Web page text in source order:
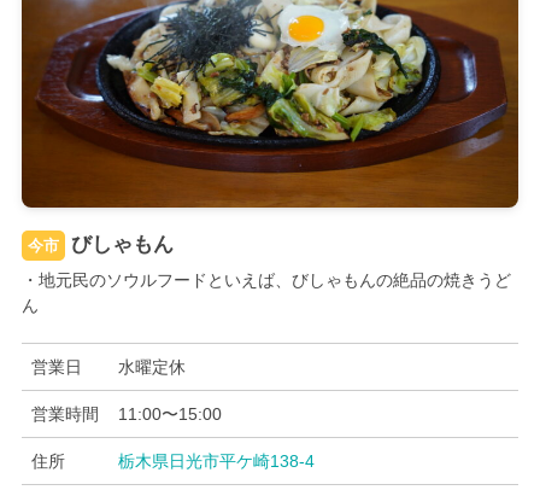
今市 びしゃもん
・地元民のソウルフードといえば、びしゃもんの絶品の焼きうど
ん
営業日 水曜定休
営業時間 11:00〜15:00
住所 栃木県日光市平ケ崎138-4